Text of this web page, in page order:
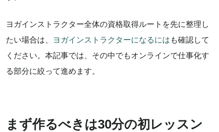
ヨガインストラクター全体の資格取得ルートを先に整理し
たい場合は、
ヨガインストラクターになるには も確認して
ください。本記事では、その中でもオンラインで仕事化す
る部分に絞って進めます。
まず作るべきは30分の初レッスン